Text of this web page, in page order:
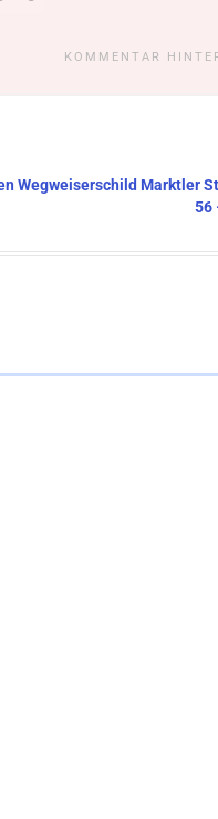
KOMMENTAR
Wegweiserschild Marktler
56